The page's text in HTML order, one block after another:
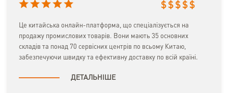
$ $ $ $ $
Це китайська онлайн-платформа, що спеціалізується на
продажу промислових товарів. Вони мають 35 основних
складів та понад 70 сервісних центрів по всьому Китаю,
забезпечуючи швидку та ефективну доставку по всій країні.
ДЕТАЛЬНІШЕ